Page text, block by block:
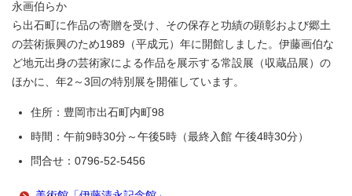
永画伯らか
ら出石町に作品の寄贈を受け、その保存と功績の顕彰および郷土
の芸術振興のため1989（平成元）年に開館しました。伊藤画伯な
ど地元出身の芸術家による作品を展示する常設展（収蔵品展）の
ほかに、年2～3回の特別展を開催しています。
住所：豊岡市出石町内町98
時間：午前9時30分～午後5時（最終入館 午後4時30分）
問合せ：0796-52-5456